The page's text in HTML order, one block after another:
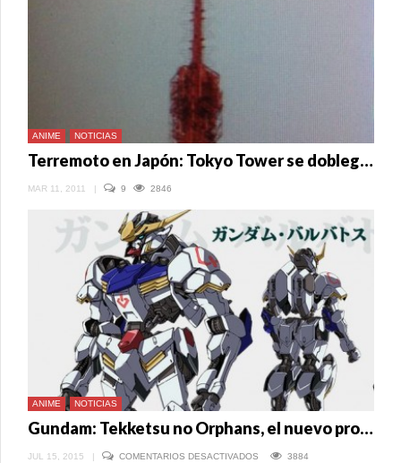
ANIME NOTICIAS
Terremoto en Japón: Tokyo Tower se doblega ante sismo
MAR 11, 2011 | 9 2846
ANIME NOTICIAS
Gundam: Tekketsu no Orphans, el nuevo proyecto de la franquicia
JUL 15, 2015 | COMENTARIOS DESACTIVADOS 3884